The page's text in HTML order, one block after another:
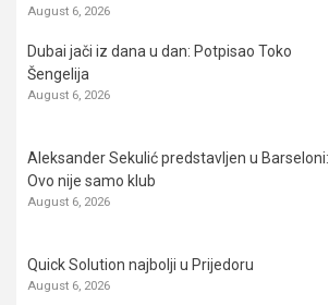
August 6, 2026
Dubai jači iz dana u dan: Potpisao Toko
Šengelija
August 6, 2026
Aleksander Sekulić predstavljen u Barseloni:
Ovo nije samo klub
August 6, 2026
Quick Solution najbolji u Prijedoru
August 6, 2026